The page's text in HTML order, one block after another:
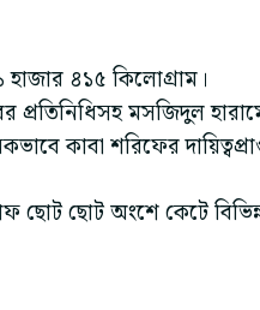
৪১৫ কিলোগ্রাম।
প্রতিনিধিসহ মসজিদুল
কাবা শরিফের
ছোট অংশে কেটে বিভিন্ন